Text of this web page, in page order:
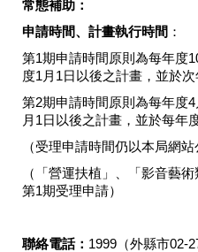
藝
文
空
間
歷
年
文
化
常態補助：
申請時間、計畫執行時間 ：
第1期申請時間原則為每年度
度1月1日以後之計畫，並於
第2期申請時間原則為每年度
月1日以後之計畫，並於每年
（受理申請時間仍以本局網
（「營運扶植」、「影音藝
第1期受理申請）
聯絡電話： 1999（外縣市02-